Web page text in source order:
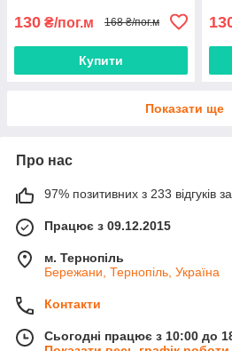
130 ₴/пог.м 168 ₴/пог.м
Купити
Показати ще
Про нас
97% позитивних з 233 відгуків за
Працює з 09.12.2015
м. Тернопіль
Бережани, Тернопіль, Україна
Контакти
Сьогодні працює з 10:00 до